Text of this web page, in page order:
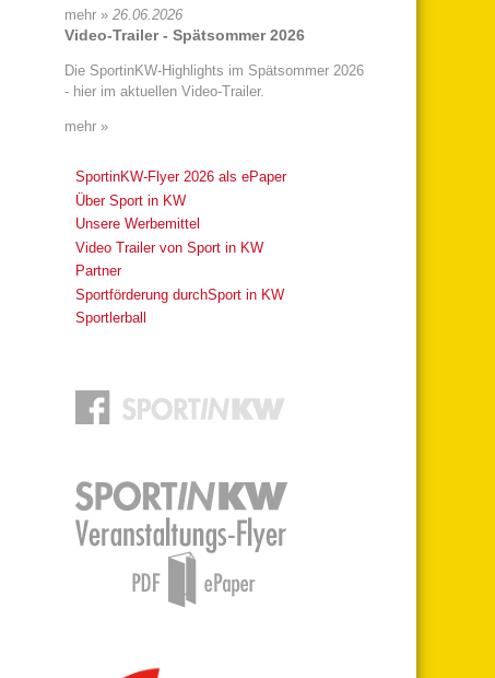
mehr » 26.06.2026
Video-Trailer - Spätsommer 2026
Die SportinKW-Highlights im Spätsommer 2026
- hier im aktuellen Video-Trailer.
mehr »
SportinKW-Flyer 2026 als ePaper
Über Sport in KW
Unsere Werbemittel
Video Trailer von Sport in KW
Partner
Sportförderung durchSport in KW
Sportlerball